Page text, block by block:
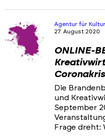
Agentur für
27. August 2020
ONLINE-
Die
und
September
Frage dreht: